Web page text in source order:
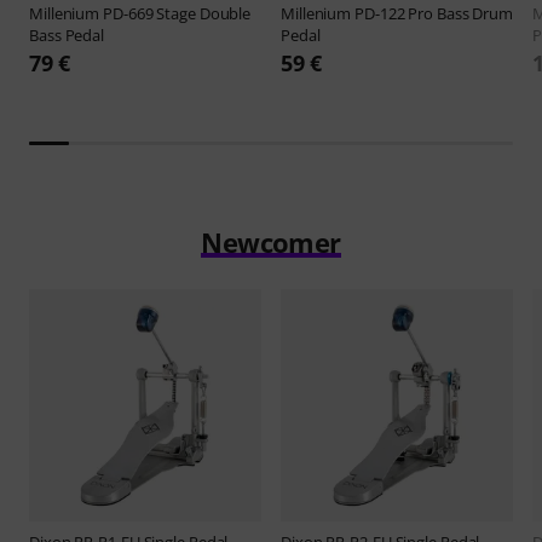
Millenium PD-669 Stage Double
Bass Pedal
79 €
Millenium PD-122 Pro Bass Drum
Pedal
59 €
Newcomer